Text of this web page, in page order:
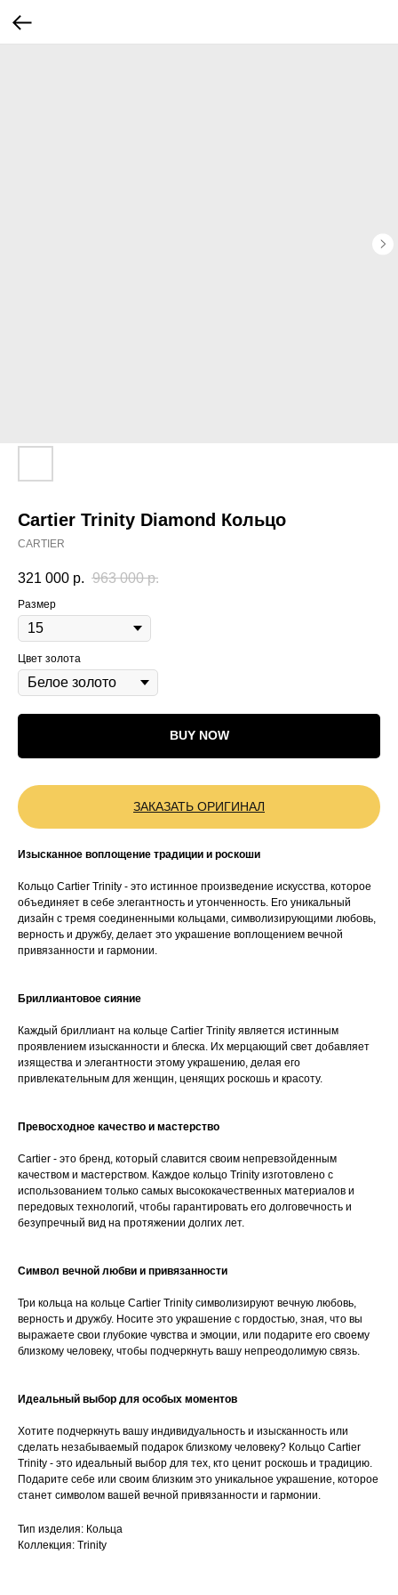
Cartier Trinity Diamond Кольцо
CARTIER
321 000 р. 963 000 р.
Размер
Цвет золота
BUY NOW
ЗАКАЗАТЬ ОРИГИНАЛ
Изысканное воплощение традиции и роскоши
Кольцо Cartier Trinity - это истинное произведение искусства, которое
объединяет в себе элегантность и утонченность. Его уникальный
дизайн с тремя соединенными кольцами, символизирующими любовь,
верность и дружбу, делает это украшение воплощением вечной
привязанности и гармонии.
Бриллиантовое сияние
Каждый бриллиант на кольце Cartier Trinity является истинным
проявлением изысканности и блеска. Их мерцающий свет добавляет
изящества и элегантности этому украшению, делая его
привлекательным для женщин, ценящих роскошь и красоту.
Превосходное качество и мастерство
Cartier - это бренд, который славится своим непревзойденным
качеством и мастерством. Каждое кольцо Trinity изготовлено с
использованием только самых высококачественных материалов и
передовых технологий, чтобы гарантировать его долговечность и
безупречный вид на протяжении долгих лет.
Символ вечной любви и привязанности
Три кольца на кольце Cartier Trinity символизируют вечную любовь,
верность и дружбу. Носите это украшение с гордостью, зная, что вы
выражаете свои глубокие чувства и эмоции, или подарите его своему
близкому человеку, чтобы подчеркнуть вашу непреодолимую связь.
Идеальный выбор для особых моментов
Хотите подчеркнуть вашу индивидуальность и изысканность или
сделать незабываемый подарок близкому человеку? Кольцо Cartier
Trinity - это идеальный выбор для тех, кто ценит роскошь и традицию.
Подарите себе или своим близким это уникальное украшение, которое
станет символом вашей вечной привязанности и гармонии.
Тип изделия: Кольца
Коллекция: Trinity